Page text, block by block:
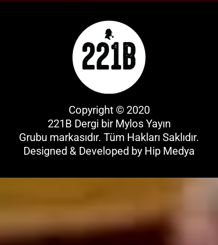
Copyright © 2020
221B Dergi bir Mylos Yayın
Grubu markasıdır. Tüm Hakları Saklıdır.
Designed & Developed by Hip Medya